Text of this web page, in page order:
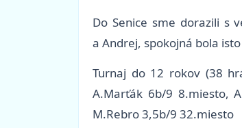
Do Senice sme dorazili s
a Andrej, spokojná bola
Turnaj do 12 rokov (38
A.Marťák 6b/9 8.miesto,
M.Rebro 3,5b/9 32.miesto